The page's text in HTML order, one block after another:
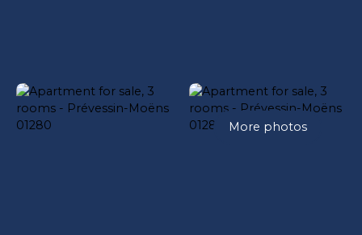
More photos